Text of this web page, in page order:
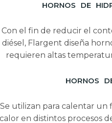
HORNOS DE
Con el fin de reducir el
diésel, Flargent diseña
requieren altas
HORNOS
Se utilizan para calentar
en distintos procesos